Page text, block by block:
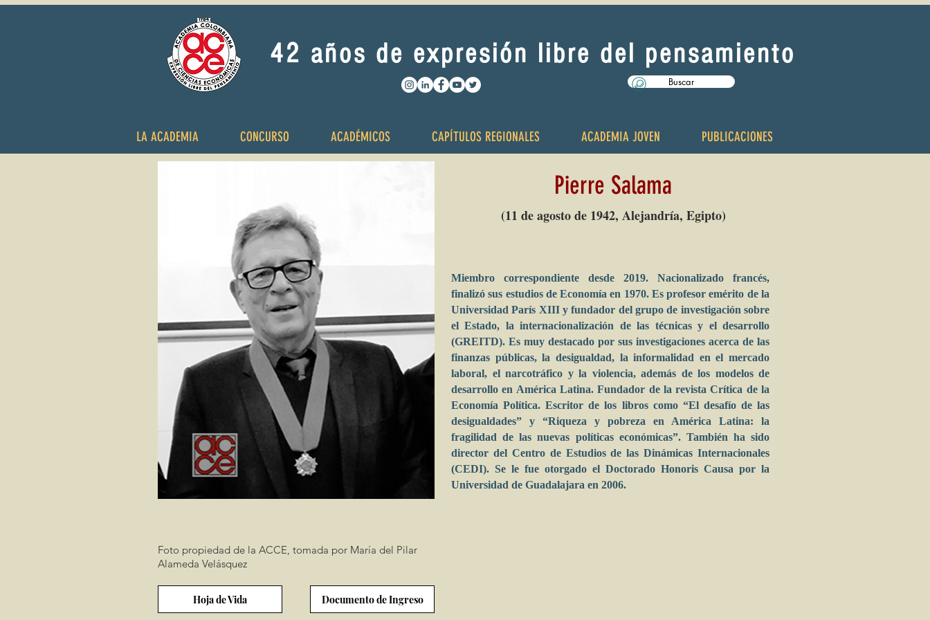
42 años de expresión libre del pensamiento
Buscar
LA ACADEMIA CONCURSO ACADÉMICOS CAPÍTULOS REGIONALES ACADEMIA JOVEN PUBLICACIONES
Foto propiedad de la ACCE, tomada por María del Pilar
Alameda Velásquez
Hoja de Vida Documento de Ingreso
Pierre Salama
(11 de agosto de 1942, Alejandría, Egipto)
Miembro correspondiente desde 2019. Nacionalizado francés,
finalizó sus estudios de Economía en 1970. Es profesor emérito de la
Universidad París XIII y fundador del grupo de investigación sobre
el Estado, la internacionalización de las técnicas y el desarrollo
(GREITD). Es muy destacado por sus investigaciones acerca de las
finanzas públicas, la desigualdad, la informalidad en el mercado
laboral, el narcotráfico y la violencia, además de los modelos de
desarrollo en América Latina. Fundador de la revista Crítica de la
Economía Política. Escritor de los libros como “El desafío de las
desigualdades” y “Riqueza y pobreza en América Latina: la
fragilidad de las nuevas políticas económicas”. También ha sido
director del Centro de Estudios de las Dinámicas Internacionales
(CEDI). Se le fue otorgado el Doctorado Honoris Causa por la
Universidad de Guadalajara en 2006.